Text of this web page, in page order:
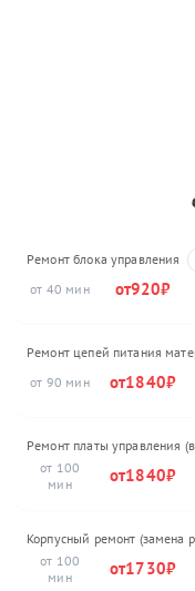
Ремонт блока управления
40
920
Ремонт цепей питания
90
1840
Ремонт платы управления
100
1840
Корпусный ремонт (замена
100
1730